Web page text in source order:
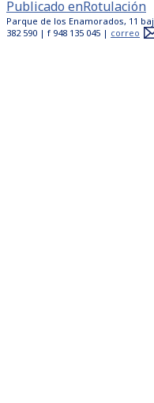
Publicado enRotulación
Parque de los Enamorados, 11
382 590 | f 948 135 045 | correo